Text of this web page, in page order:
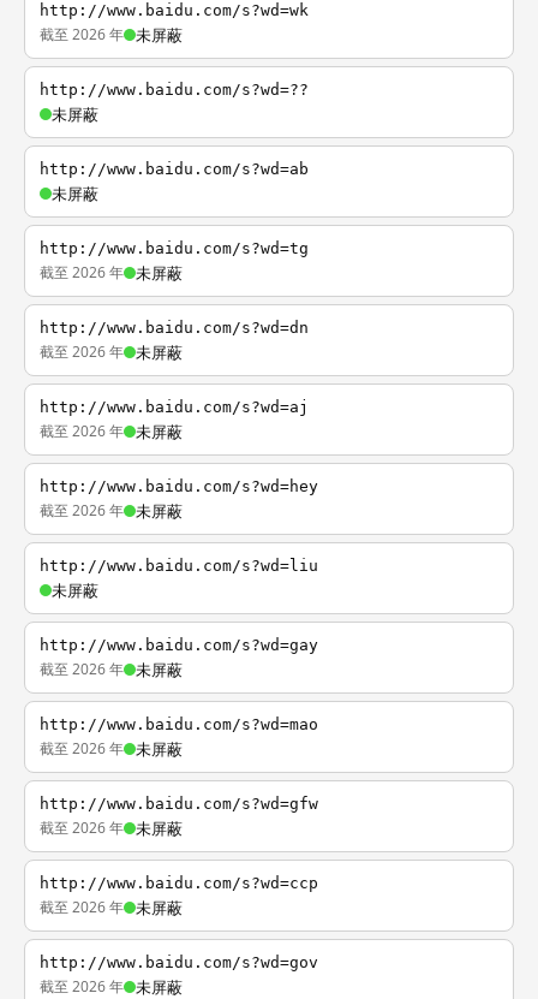
http://www.baidu.com/s?wd=wk
截至 2026 年 未屏蔽
http://www.baidu.com/s?wd=??
未屏蔽
http://www.baidu.com/s?wd=ab
未屏蔽
http://www.baidu.com/s?wd=tg
截至 2026 年 未屏蔽
http://www.baidu.com/s?wd=dn
截至 2026 年 未屏蔽
http://www.baidu.com/s?wd=aj
截至 2026 年 未屏蔽
http://www.baidu.com/s?wd=hey
截至 2026 年 未屏蔽
http://www.baidu.com/s?wd=liu
未屏蔽
http://www.baidu.com/s?wd=gay
截至 2026 年 未屏蔽
http://www.baidu.com/s?wd=mao
截至 2026 年 未屏蔽
http://www.baidu.com/s?wd=gfw
截至 2026 年 未屏蔽
http://www.baidu.com/s?wd=ccp
截至 2026 年 未屏蔽
http://www.baidu.com/s?wd=gov
截至 2026 年 未屏蔽